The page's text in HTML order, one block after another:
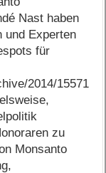
Nast haben
und Experten
für
2014/15571
zu
Monsanto